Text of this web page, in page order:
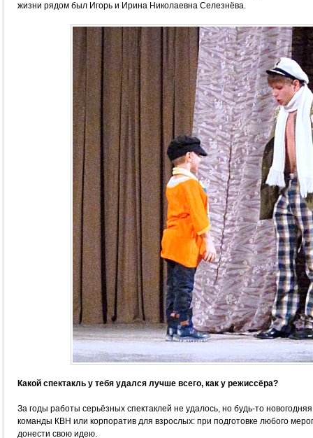
жизни рядом был Игорь и Ирина Николаевна Селезнёва.
Какой спектакль у тебя удался лучше всего, как у режиссёра?
За годы работы серьёзных спектаклей не удалось, но будь-то
команды КВН или корпоратив для взрослых: при подготовке любого
донести свою идею.